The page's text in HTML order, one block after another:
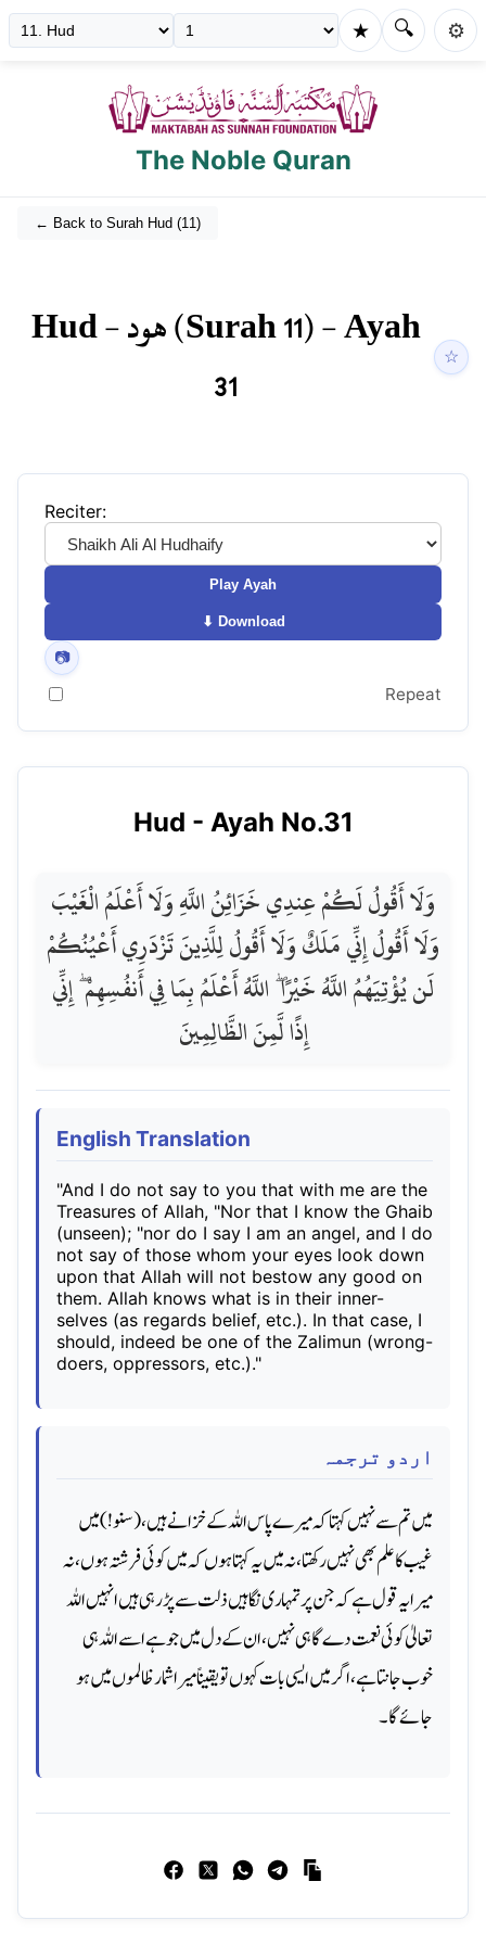
★ 🔍 ⚙️
The Noble Quran
← Back to Surah Hud (11)
Hud-هود(Surah11) - Ayah
31
☆
Reciter:
Play Ayah
⬇ Download
📷
Repeat
Hud - Ayah No.31
وَلَا أَقُولُ لَكُمْ عِندِي خَزَائِنُ اللَّهِ وَلَا أَعْلَمُ الْغَيْبَ
وَلَا أَقُولُ إِنِّي مَلَكٌ وَلَا أَقُولُ لِلَّذِينَ تَزْدَرِي أَعْيُنُكُمْ
لَن يُؤْتِيَهُمُ اللَّهُ خَيْرًا ۖ اللَّهُ أَعْلَمُ بِمَا فِي أَنفُسِهِمْ ۖ إِنِّي
إِذًا لَّمِنَ الظَّالِمِينَ
English Translation
"And I do not say to you that with me are the
Treasures of Allah, "Nor that I know the Ghaib
(unseen); "nor do I say I am an angel, and I do
not say of those whom your eyes look down
upon that Allah will not bestow any good on
them. Allah knows what is in their inner-
selves (as regards belief, etc.). In that case, I
should, indeed be one of the Zalimun (wrong-
doers, oppressors, etc.)."
اردو ترجمہ
میں تم سے نہیں کہتا کہ میرے پاس اللہ کے خزانے ہیں، (سنو!) میں
غیب کا علم بھی نہیں رکھتا، نہ میں یہ کہتا ہوں کہ میں کوئی فرشتہ ہوں، نہ
میرا یہ قول ہے کہ جن پر تمہاری نگاہیں ذلت سے پڑ رہی ہیں انہیں اللہ
تعالیٰ کوئی نعمت دے گا ہی نہیں ، ان کے دل میں جو ہے اسے اللہ ہی
خوب جانتا ہے، اگر میں ایسی بات کہوں تو یقیناً میرا شمار ظالموں میں ہو
جائے گا۔